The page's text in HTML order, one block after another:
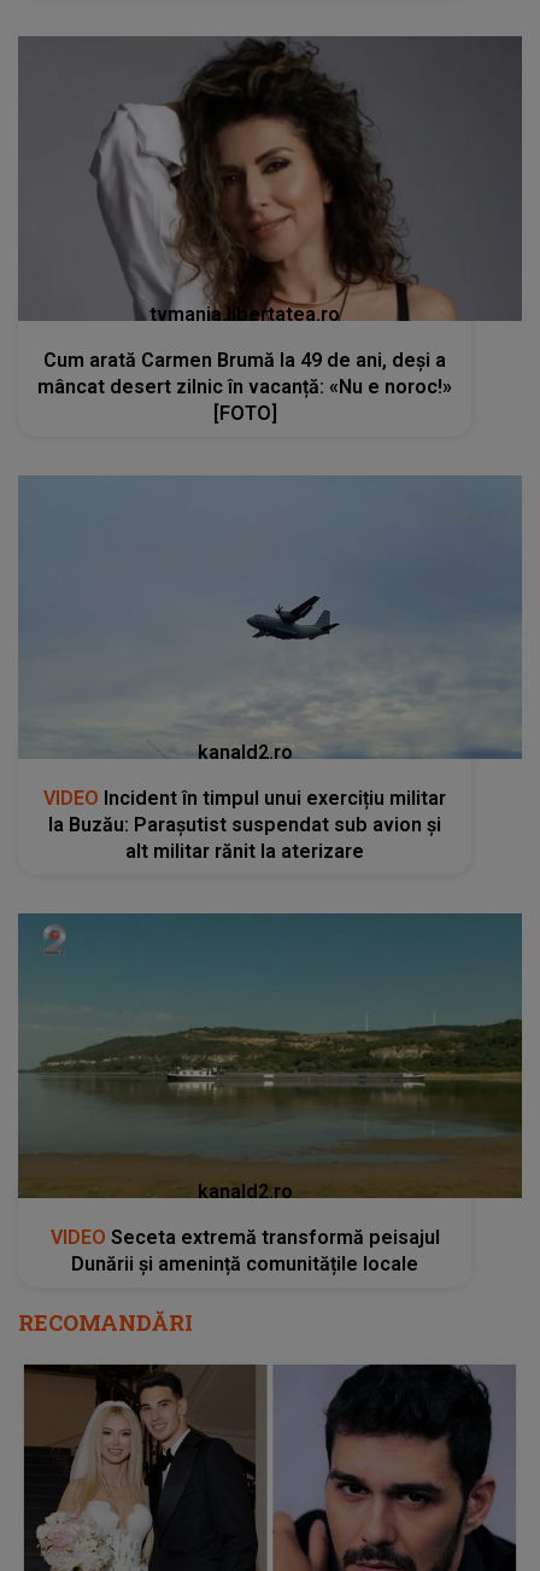
tvmania.libertatea.ro
Cum arată Carmen Brumă la 49 de ani, deși a
mâncat desert zilnic în vacanță: «Nu e noroc!»
[FOTO]
kanald2.ro
VIDEO Incident în timpul unui exercițiu militar
la Buzău: Parașutist suspendat sub avion și
alt militar rănit la aterizare
kanald2.ro
VIDEO Seceta extremă transformă peisajul
Dunării și amenință comunitățile locale
RECOMANDĂRI